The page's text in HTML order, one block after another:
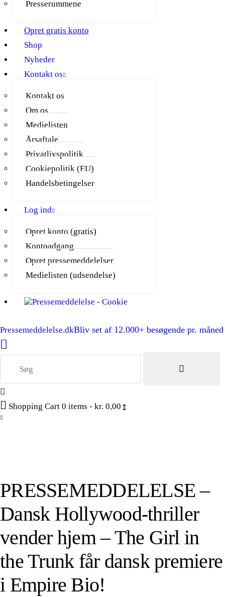
Presserummene
Opret gratis konto
Shop
Nyheder
Kontakt os
Kontakt os
Om os
Medielisten
Årsaftale
Privatlivspolitik
Cookiepolitik (EU)
Handelsbetingelser
Log ind
Opret konto (gratis)
Kontoadgang
Opret pressemeddelelser
Medielisten (udsendelse)
Pressemeddelelse.dkBliv set af 12.000+ besøgende pr. måned
Shopping Cart 0 items - kr. 0,00 0
PRESSEMEDDELELSE –
Dansk Hollywood-thriller
vender hjem – The Girl in
the Trunk får dansk premiere
i Empire Bio!